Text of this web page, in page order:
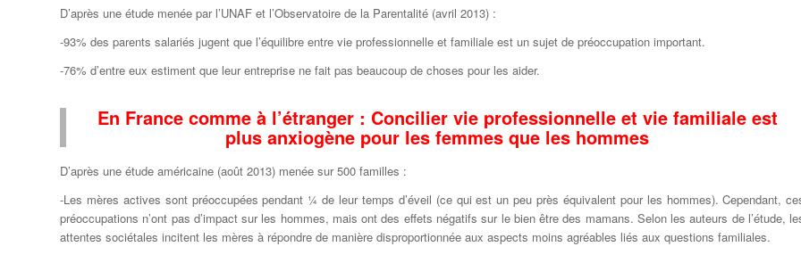
D’après une étude menée par l’UNAF et l’Observatoire de la Parentalité (avril 2013) :
-93% des parents salariés jugent que l’équilibre entre vie professionnelle et familiale est un sujet de préoccupation important.
-76% d’entre eux estiment que leur entreprise ne fait pas beaucoup de choses pour les aider.
En France comme à l’étranger : Concilier vie professionnelle et vie familiale est
plus anxiogène pour les femmes que les hommes
D’après une étude américaine (août 2013) menée sur 500 familles :
-Les mères actives sont préoccupées pendant ¼ de leur temps d’éveil (ce qui est un peu près équivalent pour les hommes). Cependant,
préoccupations n’ont pas d’impact sur les hommes, mais ont des effets négatifs sur le bien être des mamans. Selon les auteurs de l’étude,
attentes sociétales incitent les mères à répondre de manière disproportionnée aux aspects moins agréables liés aux questions familiales.